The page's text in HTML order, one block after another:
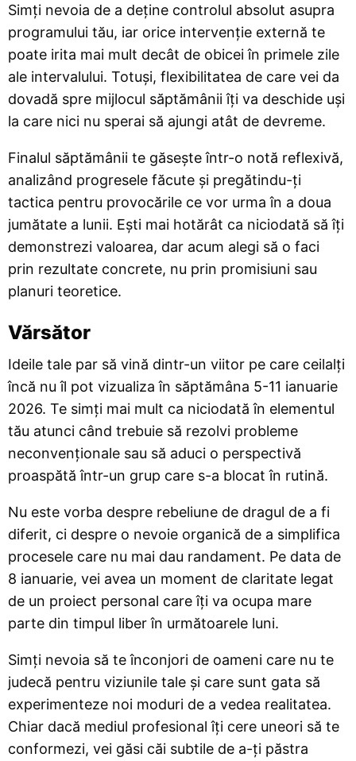
Simți nevoia de a deține controlul absolut asupra
programului tău, iar orice intervenție externă te
poate irita mai mult decât de obicei în primele zile
ale intervalului. Totuși, flexibilitatea de care vei da
dovadă spre mijlocul săptămânii îți va deschide uși
la care nici nu sperai să ajungi atât de devreme.
Finalul săptămânii te găsește într-o notă reflexivă,
analizând progresele făcute și pregătindu-ți
tactica pentru provocările ce vor urma în a doua
jumătate a lunii. Ești mai hotărât ca niciodată să îți
demonstrezi valoarea, dar acum alegi să o faci
prin rezultate concrete, nu prin promisiuni sau
planuri teoretice.
Vărsător
Ideile tale par să vină dintr-un viitor pe care ceilalți
încă nu îl pot vizualiza în săptămâna 5-11 ianuarie
2026. Te simți mai mult ca niciodată în elementul
tău atunci când trebuie să rezolvi probleme
neconvenționale sau să aduci o perspectivă
proaspătă într-un grup care s-a blocat în rutină.
Nu este vorba despre rebeliune de dragul de a fi
diferit, ci despre o nevoie organică de a simplifica
procesele care nu mai dau randament. Pe data de
8 ianuarie, vei avea un moment de claritate legat
de un proiect personal care îți va ocupa mare
parte din timpul liber în următoarele luni.
Simți nevoia să te înconjori de oameni care nu te
judecă pentru viziunile tale și care sunt gata să
experimenteze noi moduri de a vedea realitatea.
Chiar dacă mediul profesional îți cere uneori să te
conformezi, vei găsi căi subtile de a-ți păstra